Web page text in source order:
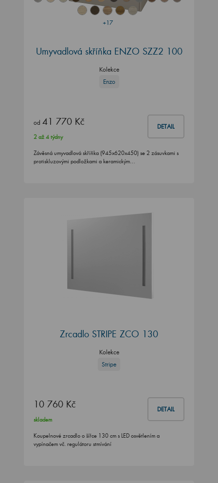
+17
Umyvadlová skříňka ENZO SZZ2 100
Kolekce
Enzo
od 41 770 Kč DETAIL
2 až 4 týdny
Závěsná umyvadlová skříňka (945x620x450) se 2 zásuvkami s
protiskluzovými podložkami a keramickým…
Zrcadlo STRIPE ZCO 130
Kolekce
Stripe
10 760 Kč DETAIL
skladem
Koupelnové zrcadlo o šířce 130 cm s LED osvětlením a
vypínačem vč. regulátoru stmívání